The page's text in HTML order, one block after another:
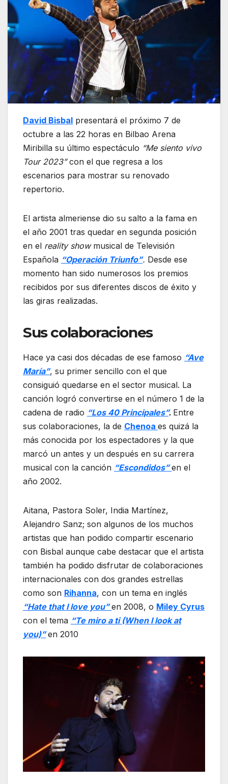
David Bisbal presentará el próximo 7 de
octubre a las 22 horas en Bilbao Arena
Miribilla su último espectáculo “Me siento vivo
Tour 2023”con el que regresa a los
escenarios para mostrar su renovado
repertorio.
El artista almeriense dio su salto a la fama en
el año 2001 tras quedar en segunda posición
en el reality showmusical de Televisión
Española “Operación Triunfo”. Desde ese
momento han sido numerosos los premios
recibidos por sus diferentes discos de éxito y
las giras realizadas.
Sus colaboraciones
Hace ya casi dos décadas de ese famoso “Ave
María”, su primer sencillo con el que
consiguió quedarse en el sector musical. La
canción logró convertirse en el número 1 de la
cadena de radio “Los 40 Principales”. Entre
sus colaboraciones, la de Chenoa es quizá la
más conocida por los espectadores y la que
marcó un antes y un después en su carrera
musical con la canción “Escondidos”en el
año 2002.
Aitana, Pastora Soler, India Martínez,
Alejandro Sanz; son algunos de los muchos
artistas que han podido compartir escenario
con Bisbal aunque cabe destacar que el artista
también ha podido disfrutar de colaboraciones
internacionales con dos grandes estrellas
como son Rihanna, con un tema en inglés
“Hate that I love you”en 2008, o Miley Cyrus
con el tema “Te miro a ti (When I look at
you)” en 2010